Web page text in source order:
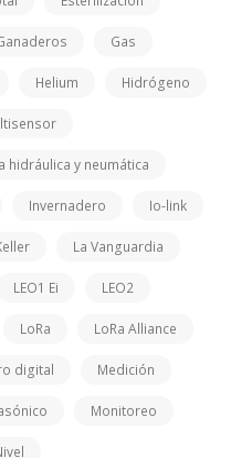
Gas
Helium Hidrógeno
hidráulica y neumática
Invernadero Io-link
La Vanguardia
LEO1 Ei LEO2
LoRa LoRa Alliance
digital Medición
Monitoreo